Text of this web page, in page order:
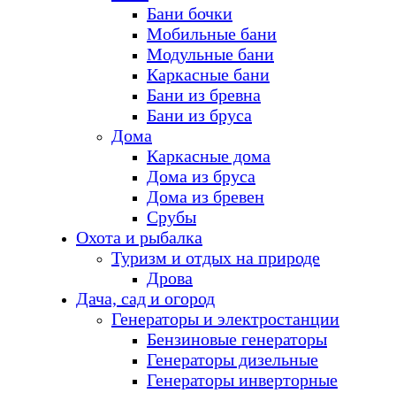
Бани бочки
Мобильные бани
Модульные бани
Каркасные бани
Бани из бревна
Бани из бруса
Дома
Каркасные дома
Дома из бруса
Дома из бревен
Срубы
Охота и рыбалка
Туризм и отдых на природе
Дрова
Дача, сад и огород
Генераторы и электростанции
Бензиновые генераторы
Генераторы дизельные
Генераторы инверторные